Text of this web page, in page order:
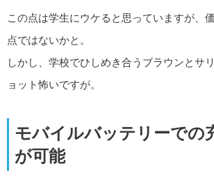
この点は学生にウケると思っていますが、
点ではないかと。
しかし、学校でひしめき合うブラウンとサ
ョット怖いですが。
モバイルバッテリーでの
が可能